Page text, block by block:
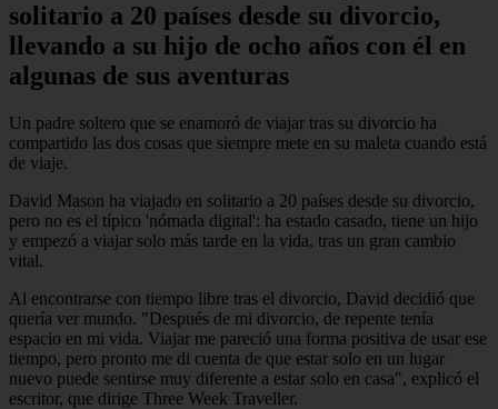
solitario a 20 países desde su divorcio,
llevando a su hijo de ocho años con él en
algunas de sus aventuras
Un padre soltero que se enamoró de viajar tras su divorcio ha
compartido las dos cosas que siempre mete en su maleta cuando está
de viaje.
David Mason ha viajado en solitario a 20 países desde su divorcio,
pero no es el típico 'nómada digital': ha estado casado, tiene un hijo
y empezó a viajar solo más tarde en la vida, tras un gran cambio
vital.
Al encontrarse con tiempo libre tras el divorcio, David decidió que
quería ver mundo. "Después de mi divorcio, de repente tenía
espacio en mi vida. Viajar me pareció una forma positiva de usar ese
tiempo, pero pronto me di cuenta de que estar solo en un lugar
nuevo puede sentirse muy diferente a estar solo en casa", explicó el
escritor, que dirige Three Week Traveller.